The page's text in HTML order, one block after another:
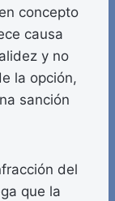
concepto
causa
y no
la opción,
sanción
del
que la